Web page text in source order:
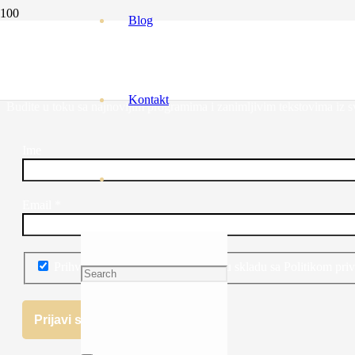
Blog
Kontakt
Budite u toku sa najnovijim programima i zanimljivim tekstovima iz
Prihvatam obradu ličnih podataka u skladu sa Politikom